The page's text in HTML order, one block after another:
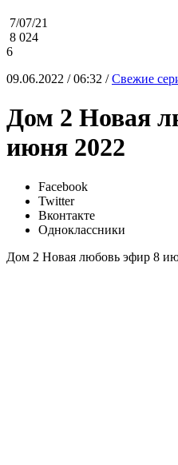
7/07/21
8 024
6
09.06.2022 / 06:32 /Свежие
Дом 2 Новая
июня 2022
Facebook
Twitter
Вконтакте
Одноклассники
Дом 2 Новая любовь эфир 8